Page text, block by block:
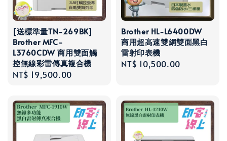
[送標準量TN-269BK]
Brother MFC-
L3760CDW 商用雙面觸
控無線彩雷傳真複合機
Regular
NT$ 19,500.00
Brother HL-L6400DW
商用超高速雙網雙面黑白
雷射印表機
Regular
NT$ 10,500.00